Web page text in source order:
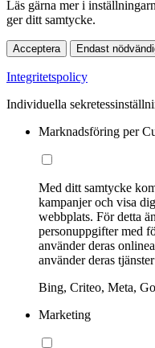
Läs gärna mer i
ger ditt samtycke.
Acceptera Endast
Integritetspolicy
Individuella
Marknadsföring per
Med ditt samtycke
kampanjer och visa
webbplats. För detta
personuppgifter med
använder deras
använder deras
Bing, Criteo, Meta,
Marketing